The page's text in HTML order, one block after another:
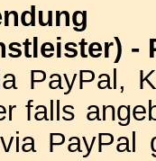
-
PayPal,
falls
PayPal